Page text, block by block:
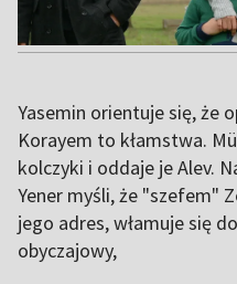
Yasemin orientuje się, że
Korayem to kłamstwa.
kolczyki i oddaje je Alev.
Yener myśli, że "szefem"
jego adres, włamuje się
obyczajowy,